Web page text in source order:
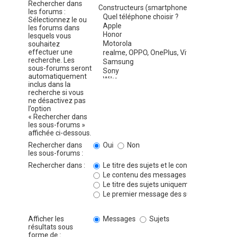
Rechercher dans
les forums :
Sélectionnez le ou
les forums dans
lesquels vous
souhaitez
effectuer une
recherche. Les
sous-forums seront
automatiquement
inclus dans la
recherche si vous
ne désactivez pas
l’option
« Rechercher dans
les sous-forums »
affichée ci-dessous.
Rechercher dans
les sous-forums :
Oui Non
Rechercher dans :
Le titre des sujets et le contenu des
Le contenu des messages
Le titre des sujets uniquement
Le premier message des sujets
Afficher les
résultats sous
forme de :
Messages Sujets